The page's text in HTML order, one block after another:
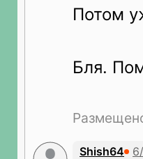
Потом
Бля.
Shish64